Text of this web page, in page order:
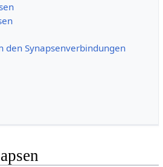
den Synapsenverbindungen